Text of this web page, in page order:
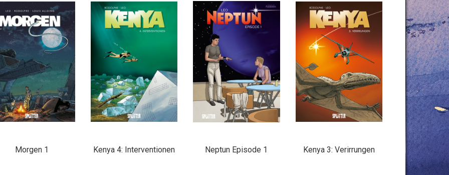
Morgen 1 Kenya 4: Interventionen Neptun Episode 1 Kenya 3: Verirrungen